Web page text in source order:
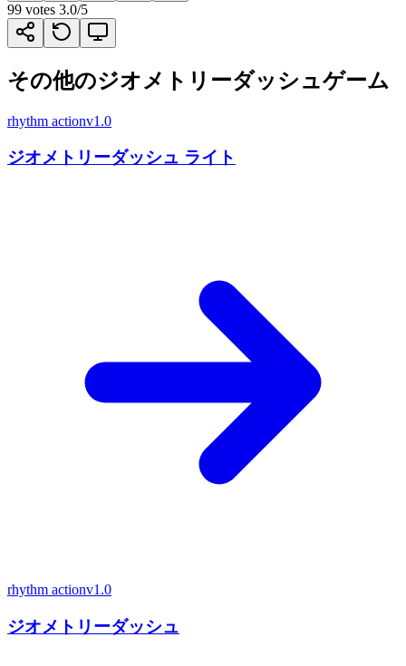
99 votes 3.0/5
その他のジオメトリーダッシュゲーム
rhythm actionv1.0
ジオメトリーダッシュ ライト
rhythm actionv1.0
ジオメトリーダッシュ